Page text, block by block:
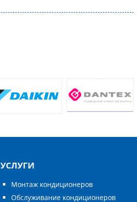
УСЛУГИ
Монтаж кондиционеров
Обслуживание кондиционеров